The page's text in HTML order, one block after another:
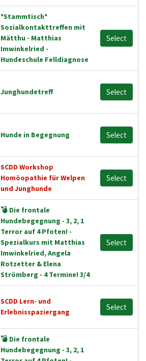
*Stammtisch*
Sozialkontakttreffen mit
Mätthu - Matthias
Imwinkelried -
Hundeschule Felldiagnose
Select
Junghundetreff Select
Hunde in Begegnung Select
SCDD Workshop
Homöopathie für Welpen
und Junghunde
Select
💣 Die frontale
Hundebegegnung - 3, 2, 1
Terror auf 4 Pfoten! -
Spezialkurs mit Matthias
Imwinkelried, Angela
Rotzetter & Elena
Strömberg - 4 Termine! 3/4
Select
SCDD Lern- und
Erlebnisspaziergang
Select
💣 Die frontale
Hundebegegnung - 3, 2, 1